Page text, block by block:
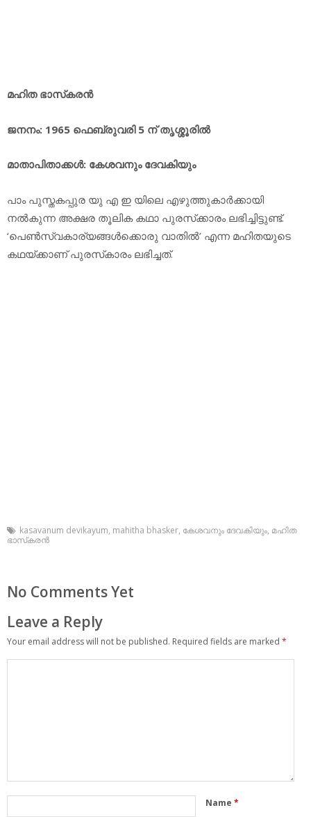
മഹിത ഭാസ്‌കരന്‍
ജനനം: 1965 ഫെബ്രുവരി 5 ന് തൃശ്ശൂരില്‍
മാതാപിതാക്കള്‍: കേശവനും ദേവകിയും
പാം പുസ്തകപ്പുര യു എ ഇ യിലെ എഴുത്തുകാര്‍ക്കായി
നല്‍കുന്ന അക്ഷര തൂലിക കഥാ പുരസ്‌ക്കാരം ലഭിച്ചിട്ടുണ്ട്.
‘പെണ്‍സ്വകാര്യങ്ങള്‍ക്കൊരു വാതില്‍’ എന്ന മഹിതയുടെ
കഥയ്ക്കാണ് പുരസ്‌കാരം ലഭിച്ചത്.
kasavanum devikayum, mahitha bhasker, കേശവനും ദേവകിയും, മഹിത
ഭാസ്‌കരന്‍
No Comments Yet
Leave a Reply
Your email address will not be published. Required fields are marked *
Name *